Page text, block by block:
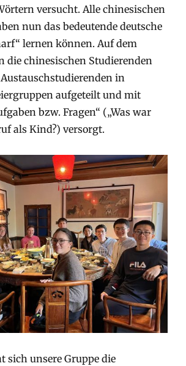
versucht. Alle chinesischen
nun das bedeutende deutsche
lernen können. Auf dem
die chinesischen Studierenden
in
aufgeteilt und mit
bzw. Fragen“ („Was war
als Kind?) versorgt.
sich unsere Gruppe die